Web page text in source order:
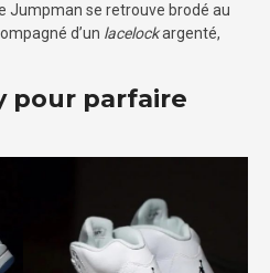
Jumpman se retrouve brodé au
d’un lacelockargenté,
pour parfaire